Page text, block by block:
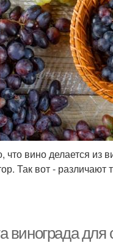
что вино делается из
Так вот - различают
винограда